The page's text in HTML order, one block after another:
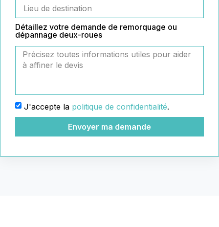
Détaillez votre demande de remorquage ou
dépannage deux-roues
J'accepte la politique de confidentialité.
Envoyer ma demande